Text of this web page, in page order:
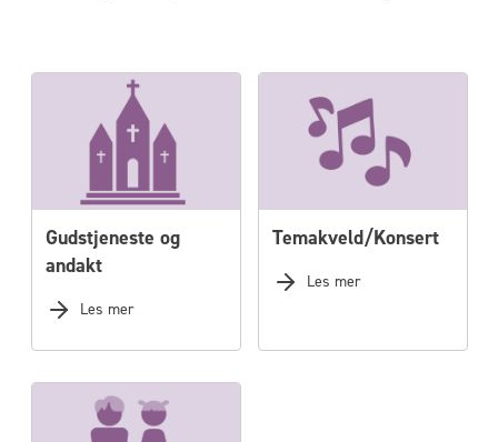
Gudstjeneste og
andakt
Les mer
Temakveld/Konsert
Les mer